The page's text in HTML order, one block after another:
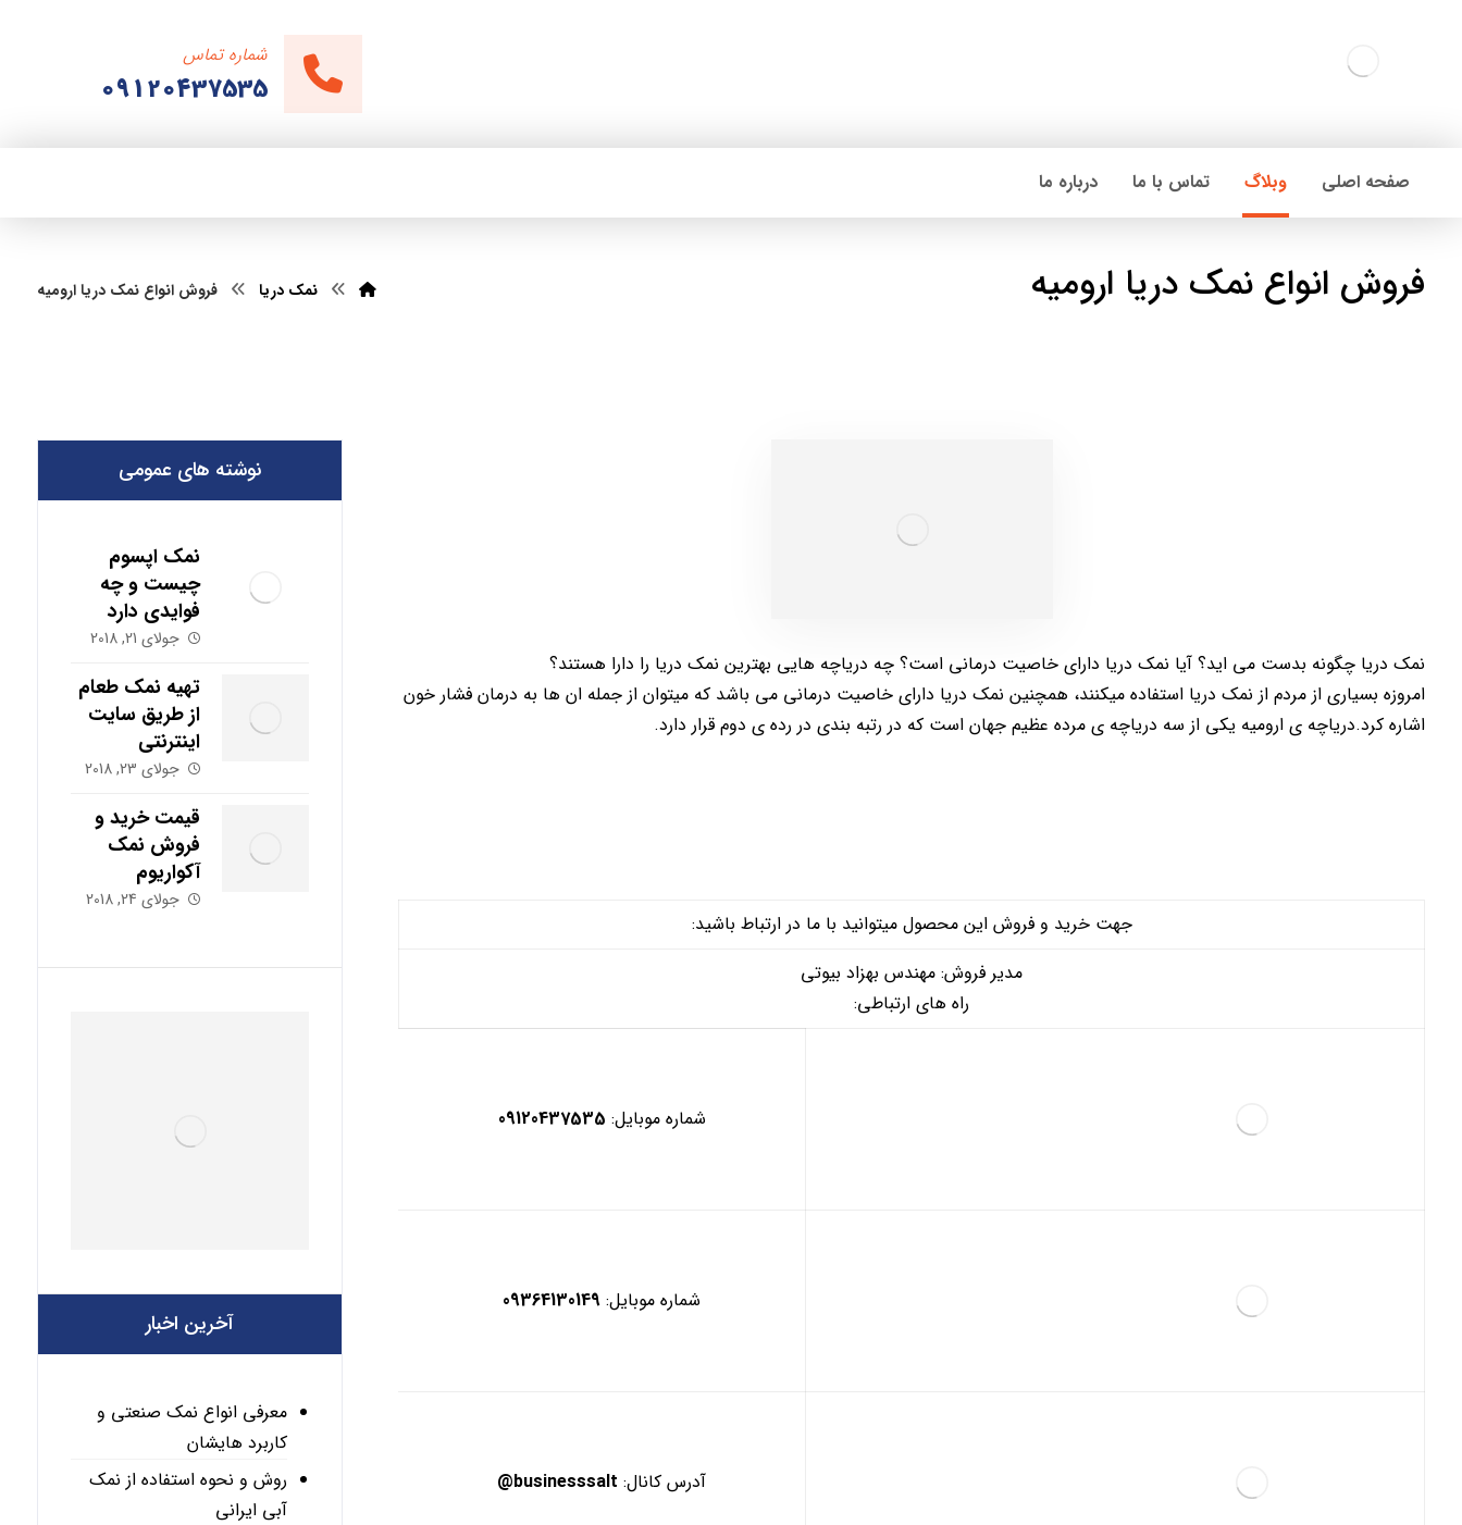
شماره تماس
09120437535
صفحه اصلی وبلاگ تماس با ما درباره ما
فروش انواع نمک دریا ارومیه نمک دریا فروش انواع نمک دریا ارومیه
نمک دریا چگونه بدست می اید؟ آیا نمک دریا دارای خاصیت درمانی است؟ چه دریاچه هایی بهترین نمک دریا را دارا هستند؟
امروزه بسیاری از مردم از نمک دریا استفاده میکنند، همچنین نمک دریا دارای خاصیت درمانی می باشد که میتوان از جمله ان ها به درمان فشار خون
اشاره کرد.دریاچه ی ارومیه یکی از سه دریاچه ی مرده عظیم جهان است که در رتبه بندی در رده ی دوم قرار دارد.
جهت خرید و فروش این محصول میتوانید با ما در ارتباط باشید:
مدیر فروش: مهندس بهزاد بیوتی
راه های ارتباطی:
شماره موبایل: 09120437535
شماره موبایل: 09364130149
آدرس کانال: businesssalt@
نوشته های عمومی
نمک اپسوم
چیست و چه
فوایدی دارد
جولای 21, 2018
تهیه نمک طعام
از طریق سایت
اینترنتی
جولای 23, 2018
قیمت خرید و
فروش نمک
آکواریوم
جولای 24, 2018
آخرین اخبار
معرفی انواع نمک صنعتی و
کاربرد هایشان
روش و نحوه استفاده از نمک
آبی ایرانی